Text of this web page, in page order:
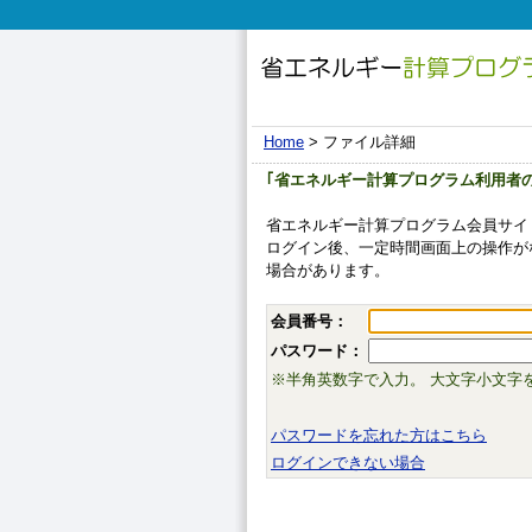
Home > ファイル詳細
｢省エネルギー計算プログラム利用者
省エネルギー計算プログラム会員サ
ログイン後、一定時間画面上の操作
場合があります。
会員番号：
パスワード：
※半角英数字で入力。 大文字小文字
パスワードを忘れた方はこちら
ログインできない場合